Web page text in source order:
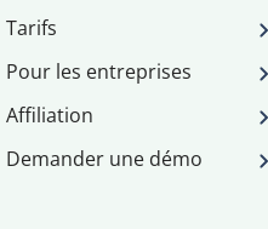
Tarifs
Pour les entreprises
Affiliation
Demander une démo